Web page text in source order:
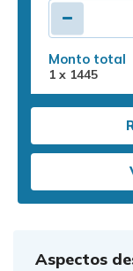
Monto total
1 x 1445
Aspectos